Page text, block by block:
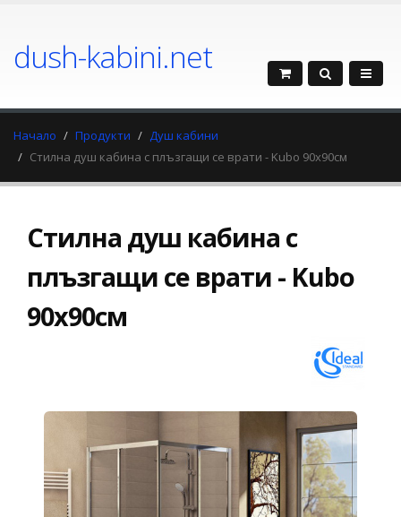
dush-kabini.net
Начало Продукти
Душ кабини
Стилна душ кабина с плъзгащи се врати - Kubo 90x90см
Стилна душ кабина с
плъзгащи се врати - Kubo
90x90см